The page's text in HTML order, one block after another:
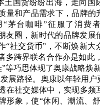
土国货纷纷出海，走向国
量和产品需求下，品牌的
“茅台咖啡”征服了消费
友圈，新时代的品牌发展
“社交货币”，不断焕新大
多跨界联名合作亦是如此
等巧思体现了奥康战略焕
展路径。奥康以年轻用户
在社交媒体中，实现多频
形象，使“休闲、潮流、